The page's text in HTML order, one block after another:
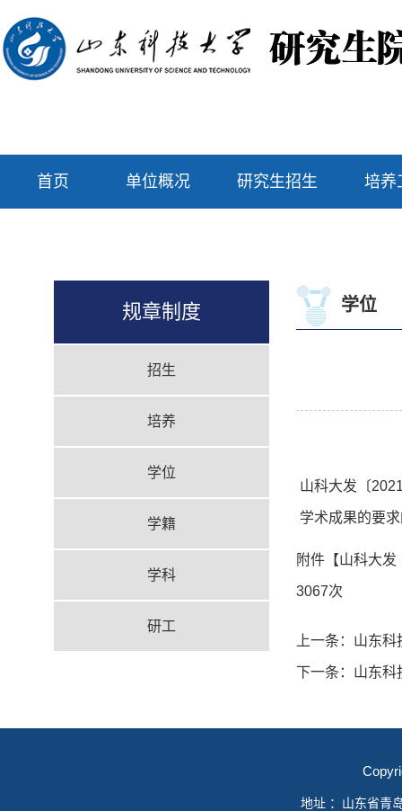
首页 单位概况 研究生招生 培养
规章制度
招生
培养
学位
学籍
学科
研工
学位
山科大发〔
学术成果的要
附件【山科大发
3067次
上一条： 山东科
下一条： 山东科
地址 ：山东省青